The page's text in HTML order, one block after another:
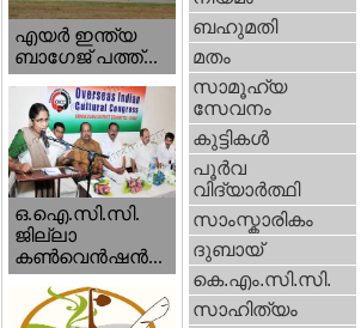
എയര്‍ ഇന്ത്യ
ബാഗേജ് പത്ത്...
ഒ.ഐ.സി.സി.
ജില്ലാ
കൺവെൻഷൻ...
ബഹുമതി
മതം
സാമൂഹ്യ
സേവനം
കുട്ടികള്‍
പൂര്‍വ
വിദ്യാര്‍ത്ഥി
സാംസ്കാരികം
ദുബായ്‌
കെ.എം.സി.സി.
സാഹിത്യം